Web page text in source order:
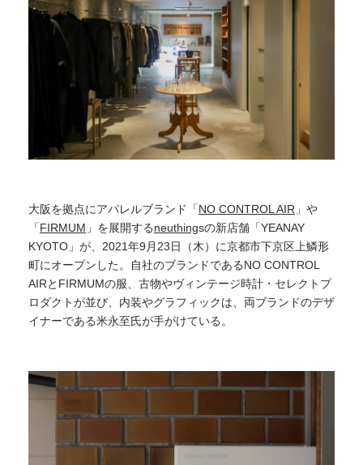
大阪を拠点にアパレルブランド「NO CONTROL AIR 」や
「FIRMUM 」を展開するneuthingsの新店舗「YEANAY
KYOTO」が、2021年9月23日（木）に京都市下京区上鱗形
町にオープンした。自社のブランドであるNO CONTROL
AIRとFIRMUMの服、古物やヴィンテージ時計・セレクトプ
ロダクトが並び、内装やグラフィックは、両ブランドのデザ
イナーである米永至氏が手がけている。